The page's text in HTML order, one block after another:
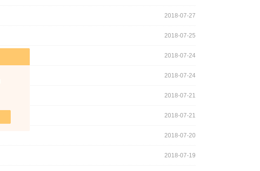
2018-07-27
2018-07-25
2018-07-24
2018-07-24
2018-07-21
2018-07-21
2018-07-20
2018-07-19